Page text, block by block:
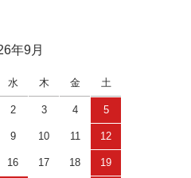
年9月
水 木 金 土
2 3 4 5
9 10 11 12
16 17 18 19